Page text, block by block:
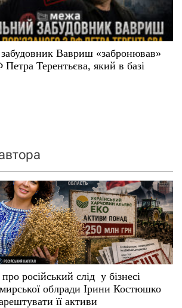
Вавриш «забронював»
Петра Терентьєва, який в базі
російський слід у бізнесі
облради Ірини Костюшко
її активи